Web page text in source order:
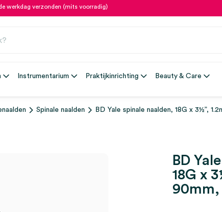
werkdag verzonden (mits voorradig)
Instrumentarium Praktijkinrichting Beauty & Care
Spinale naalden BD Yale spinale naalden, 18G x 3½”,
BD
18G x
90mm,